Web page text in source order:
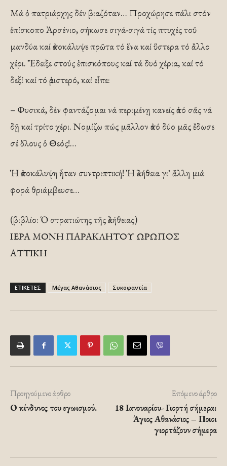
Μά ὁ πατριάρχης δέν βιαζόταν… Προχώρησε πάλι στόν
ἐπίσκοπο Ἀρσένιο, σήκωσε σιγά-σιγά τίς πτυχές τοῦ
μανδύα καί ἀποκάλυψε πρῶτα τό ἕνα καί ὕστερα τό ἄλλο
χέρι. Ἔδειξε στούς ἐπισκόπους καί τά δυό χέρια, καί τό
δεξί καί τό ἀριστερό, καί εἶπε:
– Φυσικά, δέν φαντάζομαι νά περιμένῃ κανείς ἀπό σᾶς νά
δῇ καί τρίτο χέρι. Νομίζω πώς μᾶλλον ἀπό δύο μᾶς ἔδωσε
σέ ὅλους ὁ Θεός!…
Ἡ ἀποκάλυψη ἦταν συντριπτική! Ἡ ἀλήθεια γι᾿ ἄλλη μιά
φορά θριάμβευσε…
(βιβλίο: Ὁ στρατιώτης τῆς ἀλήθειας)
ΙΕΡΑ ΜΟΝΗ ΠΑΡΑΚΛΗΤΟΥ ΩΡΩΠΟΣ
ΑΤΤΙΚΗ
ΕΤΙΚΕΤΕΣ Μέγας Αθανάσιος Συκοφαντία
Προηγούμενο άρθρο
Ο κίνδυνος του εγωισμού.
Επόμενο άρθρο
18 Ιανουαρίου- Γιορτή σήμερα:
Άγιος Αθανάσιος – Ποιοι
γιορτάζουν σήμερα